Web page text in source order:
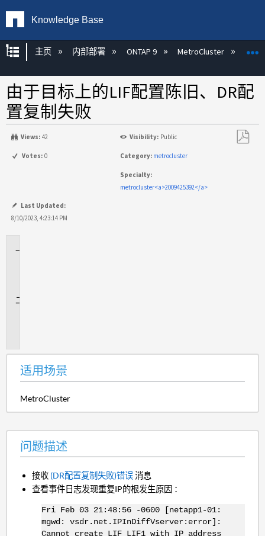
Knowledge Base
扩展/隐缩全局层次
主页 内部部署 ONTAP 9 MetroCluster
由于目标上的LIF配置陈旧、DR配
置复制失败
Views: 42 Visibility: Public
Votes: 0 Category: metrocluster
Specialty:
metrocluster<a>2009425392</a>
Last Updated:
8/10/2023, 4:23:14 PM
适用场景
MetroCluster
问题描述
接收 (DR配置复制失败)错误消息
查看事件日志发现重复IP的根发生原因 ：
Fri Feb 03 21:48:56 -0600 [netapp1-01:
mgwd: vsdr.net.IPInDiffVserver:error]:
Cannot create LIF LIF1 with IP address